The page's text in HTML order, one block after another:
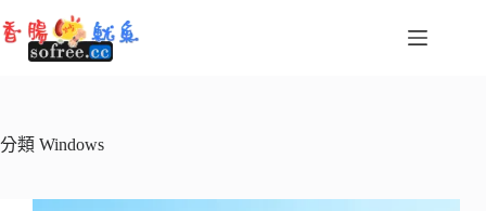
至
容
分類 Windows